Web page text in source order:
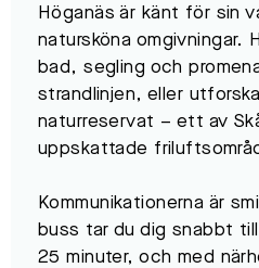
Höganäs är känt för sin
natursköna omgivningar.
bad, segling och
strandlinjen, eller
naturreservat – ett av
uppskattade
Kommunikationerna är
buss tar du dig snabbt
25 minuter, och med